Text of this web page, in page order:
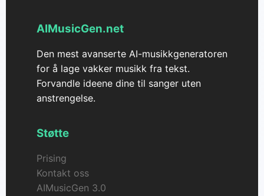
AIMusicGen.net
Den mest avanserte AI-musikkgeneratoren
for å lage vakker musikk fra tekst.
Forvandle ideene dine til sanger uten
anstrengelse.
Støtte
Prising
Kontakt oss
AIMusicGen 3.0